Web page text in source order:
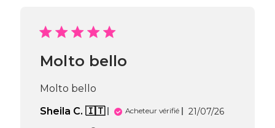
Molto bello
Molto bello
Sheila C. 🇮🇹
Acheteur vérifié
Date
21/07/26